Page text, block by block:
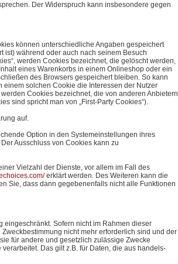
Der Widerspruch kann insbesondere gegen
können unterschiedliche Angaben gespeichert
ist) während oder auch nach seinem Besuch
werden Cookies bezeichnet, die gelöscht werden,
eines Warenkorbs in einem Onlineshop oder ein
des Browsers gespeichert bleiben. So kann
solchen Cookie die Interessen der Nutzer
Cookies bezeichnet, die von anderen Anbietern
sind spricht man von „First-Party Cookies“).
auf.
Option in den Systemeinstellungen ihres
Ausschluss von Cookies kann zu
Vielzahl der Dienste, vor allem im Fall des
erklärt werden. Des Weiteren kann die
Sie, dass dann gegebenenfalls nicht alle Funktionen
eingeschränkt. Sofern nicht im Rahmen dieser
nicht mehr erforderlich sind und der
für andere und gesetzlich zulässige Zwecke
Das gilt z.B. für Daten, die aus handels-